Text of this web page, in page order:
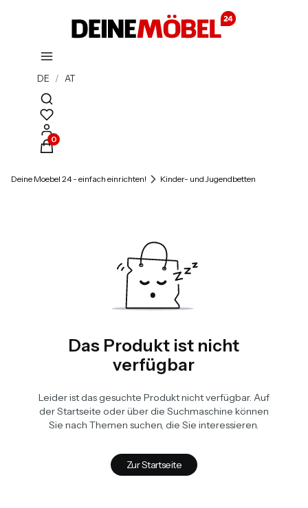
DE / AT
Suchmaschine öffnen
Produkte im Warenkorb: 0. Details anzeigen
Deine Moebel 24 - einfach einrichten! Kinder- und Jugendbetten
Das Produkt ist nicht
verfügbar
Leider ist das gesuchte Produkt nicht verfügbar. Auf
der Startseite oder über die Suchmaschine können
Sie nach Themen suchen, die Sie interessieren.
Zur Startseite